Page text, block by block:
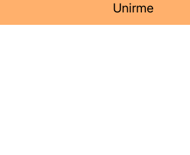
Unirme